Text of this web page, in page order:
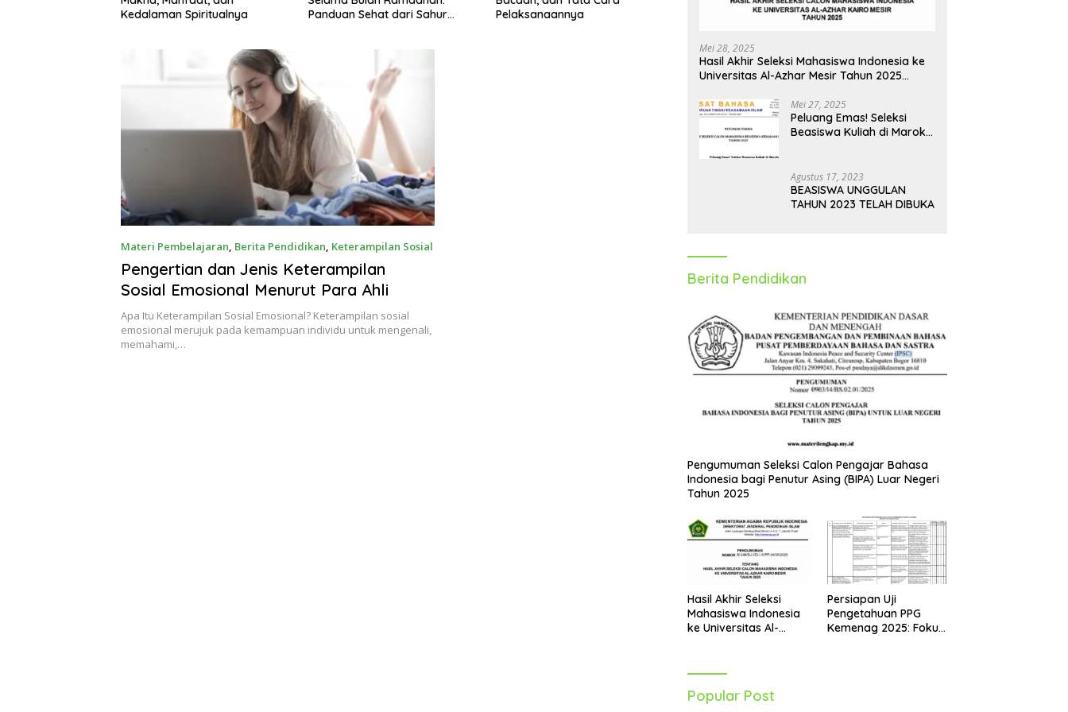
Panduan Sehat dari Sahur
Pelaksanaannya
Menghadapi Puasa Ramadhan
Perjalanan Aman dan Nyaman
Materi Pembelajaran, Berita Pendidikan, Keterampilan Sosial
Maret 3, 2025
Pengertian dan Jenis Keterampilan
Sosial Emosional Menurut Para Ahli
Apa Itu Keterampilan Sosial Emosional? Keterampilan sosial
emosional merujuk pada kemampuan individu untuk mengenali,
memahami,…
Mei 28, 2025
Hasil Akhir Seleksi Mahasiswa Indonesia ke
Universitas Al-Azhar Mesir Tahun 2025
Mei 27, 2025
Peluang Emas! Seleksi
Beasiswa Kuliah di Maroko
Agustus 17, 2023
BEASISWA UNGGULAN
TAHUN 2023 TELAH DIBUKA
Berita Pendidikan
Pengumuman Seleksi Calon Pengajar Bahasa
Indonesia bagi Penutur Asing (BIPA) Luar Negeri
Tahun 2025
Hasil Akhir Seleksi
Mahasiswa Indonesia
ke Universitas Al-
Persiapan Uji
Pengetahuan PPG
Kemenag 2025: Fokus
Popular Post